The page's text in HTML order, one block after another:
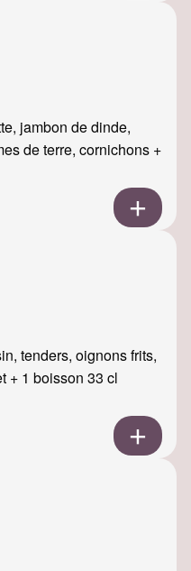
jambon de dinde,
de terre, cornichons +
tenders, oignons frits,
+ 1 boisson 33 cl